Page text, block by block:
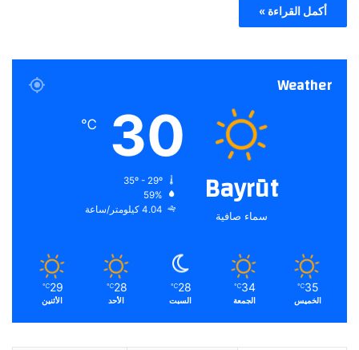
أكمل القراءة »
Weather
Bayrūt
سماء صافية
30
℃
59%
4.04 كيلومتر/ساعة
35
℃
الخميس
34
℃
الجمعة
28
℃
السبت
28
℃
الأحد
29
℃
الأثنين